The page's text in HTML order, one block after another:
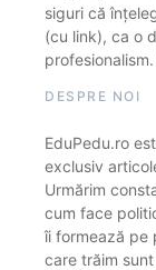
siguri că
(cu link), ca o
DESPRE NOI
EduPedu.ro
exclusiv
Urmărim
cum face
îi formează pe
care trăim